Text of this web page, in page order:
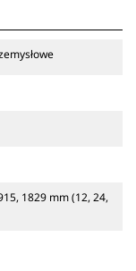
1829 mm (12, 24,